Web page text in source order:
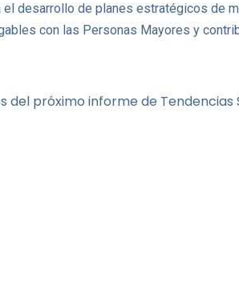
desarrollo de planes estratégicos de
con las Personas Mayores y
del próximo informe de Tendencias